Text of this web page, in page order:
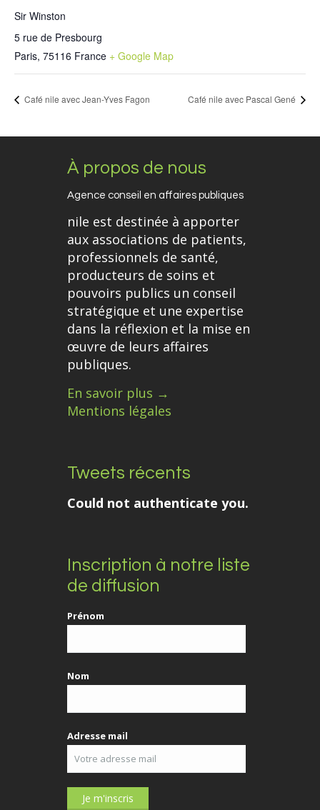
Sir Winston
5 rue de Presbourg
Paris, 75116 France + Google Map
Café nile avec Jean-Yves Fagon Café nile avec Pascal Gené
À propos de nous
Agence conseil en affaires publiques
nile est destinée à apporter
aux associations de patients,
professionnels de santé,
producteurs de soins et
pouvoirs publics un conseil
stratégique et une expertise
dans la réflexion et la mise en
œuvre de leurs affaires
publiques.
En savoir plus →
Mentions légales
Tweets récents
Could not authenticate you.
Inscription à notre liste
de diffusion
Prénom
Nom
Adresse mail